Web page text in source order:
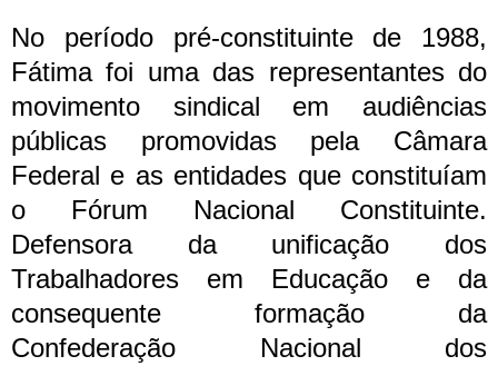
No período pré-constituinte de 1988,
Fátima foi uma das representantes do
movimento sindical em audiências
públicas promovidas pela Câmara
Federal e as entidades que constituíam
o Fórum Nacional Constituinte.
Defensora da unificação dos
Trabalhadores em Educação e da
consequente formação da
Confederação Nacional dos